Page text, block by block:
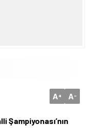
A+ A-
Şampiyonası’nın